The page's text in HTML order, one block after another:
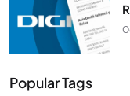
Popular Tags